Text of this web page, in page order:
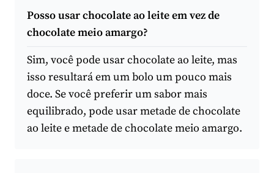
Posso usar chocolate ao leite em vez de
chocolate meio amargo?
Sim, você pode usar chocolate ao leite, mas
isso resultará em um bolo um pouco mais
doce. Se você preferir um sabor mais
equilibrado, pode usar metade de chocolate
ao leite e metade de chocolate meio amargo.